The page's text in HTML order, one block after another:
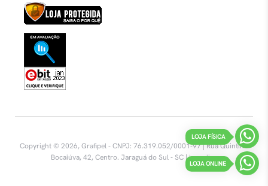
Copyright © 2026, Grafipel - CNPJ: 76.319.052/0001-97 | Rua Quintino
Bocaiúva, 42, Centro. Jaraguá do Sul - SC |Inovalize
LOJA FÍSICA
LOJA ONLINE